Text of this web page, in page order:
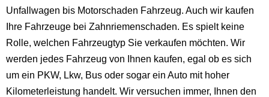
Unfallwagen bis Motorschaden Fahrzeug. Auch wir kaufen
Ihre Fahrzeuge bei Zahnriemenschaden. Es spielt keine
Rolle, welchen Fahrzeugtyp Sie verkaufen möchten. Wir
werden jedes Fahrzeug von Ihnen kaufen, egal ob es sich
um ein PKW, Lkw, Bus oder sogar ein Auto mit hoher
Kilometerleistung handelt. Wir versuchen immer, Ihnen den